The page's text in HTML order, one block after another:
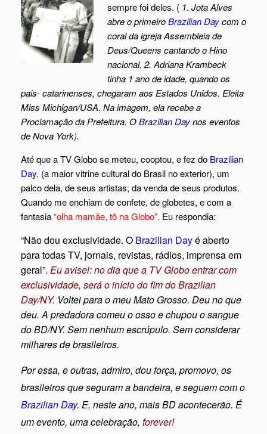
sempre foi deles. (1. Jota Alves
abre o primeiroBrazilian Daycom o
coral da igreja Assembleia de
Deus/Queens cantando o Hino
nacional. 2. Adriana Krambeck
tinha 1 ano de idade, quando os
pais- catarinenses, chegaram aos Estados Unidos. Eleita
Miss Michigan/USA. Na imagem, ela recebe a
Proclamação da Prefeitura. OBrazilian Daynos eventos
de Nova York).
Até que a TV Globo se meteu, cooptou, e fez do Brazilian
Day, (a maior vitrine cultural do Brasil no exterior), um
palco dela, de seus artistas, da venda de seus produtos.
Quando me enchiam de confete, de globetes, e com a
fantasia“olha mamãe, tô na Globo”. Eu respondia:
“Não dou exclusividade. O Brazilian Dayé aberto
para todas TV, jornais, revistas, rádios, imprensa em
geral”. Eu avisei: no dia que a TV Globo entrar com
exclusividade, será o início do fim doBrazilian
Day/NY. Voltei para o meu Mato Grosso. Deu no que
deu. A predadora comeu o osso e chupou o sangue
do BD/NY. Sem nenhum escrúpulo. Sem considerar
milhares de brasileiros.
Por essa, e outras, admiro, dou força, promovo, os
brasileiros que seguram a bandeira, e seguem com o
Brazilian Day. E, neste ano, mais BD acontecerão. É
um evento, uma celebração, forever!